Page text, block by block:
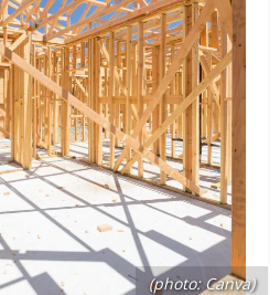
(photo: Canva)